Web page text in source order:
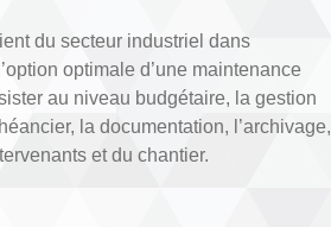
du secteur industriel dans
optimale d’une maintenance
au niveau budgétaire, la gestion
la documentation, l’archivage,
et du chantier.